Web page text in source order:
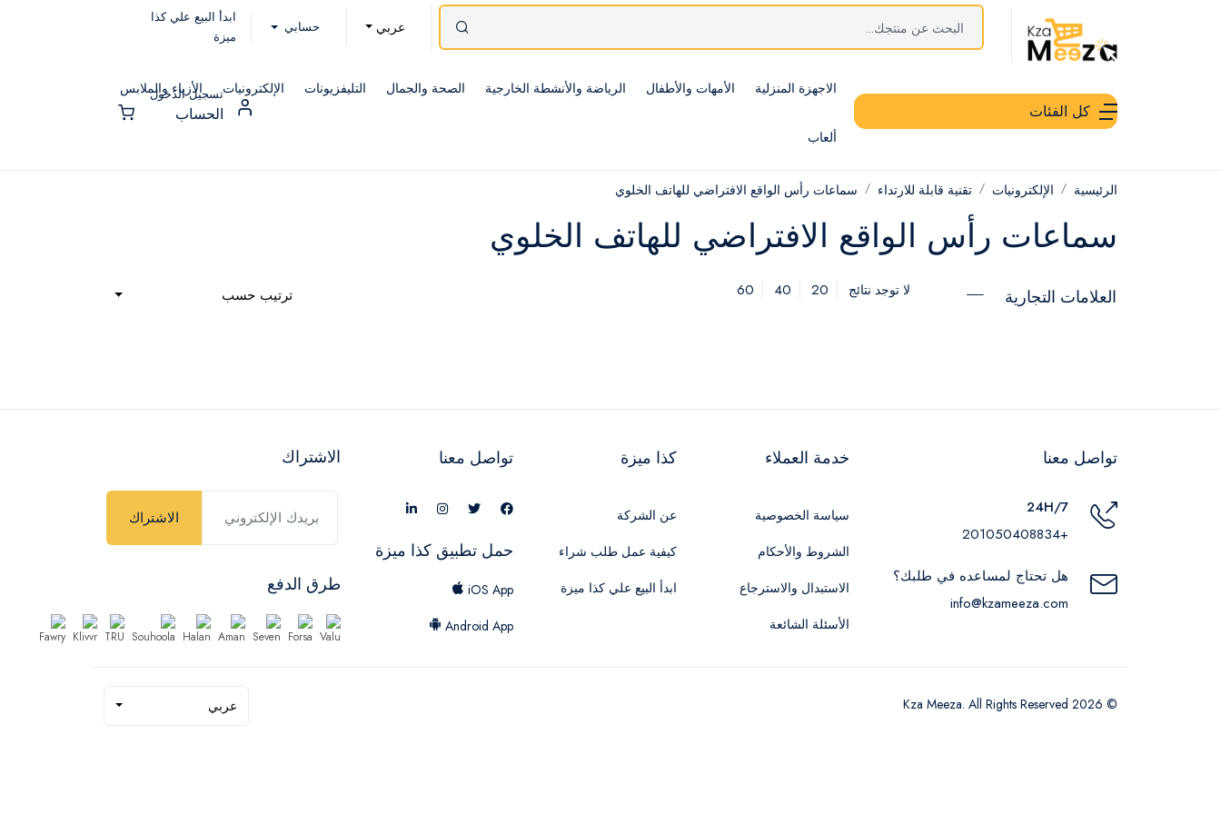
عربي حسابي
ابدأ البيع علي كذا
ميزة
كل الفئات
الاجهزة المنزلية الأمهات والأطفال الرياضة والأنشطة الخارجية الصحة والجمال التليفزيونات الإلكترونيات الأزياء والملابس
ألعاب
تسجيل الدخول
الحساب
الرئيسية الإلكترونيات تقنية قابلة للارتداء سماعات رأس الواقع الافتراضي للهاتف الخلوي
سماعات رأس الواقع الافتراضي للهاتف الخلوي
العلامات التجارية لا توجد نتائج 20
40
60 ترتيب حسب
تواصل معنا
24H/7
+201050408834
هل تحتاج لمساعده في طلبك؟
info@kzameeza.com
خدمة العملاء
سياسة الخصوصية
الشروط والأحكام
الاستبدال والاسترجاع
الأسئلة الشائعة
كذا ميزة
عن الشركة
كيفية عمل طلب شراء
ابدأ البيع علي كذا ميزة
تواصل معنا
حمل تطبيق كذا ميزة
iOS App
Android App
الاشتراك
الاشتراك
طرق الدفع
© 2026 Kza Meeza. All Rights Reserved عربي